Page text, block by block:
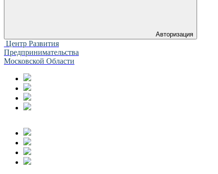
Авторизация
Центр Развития
Предпринимательства
Московской Области